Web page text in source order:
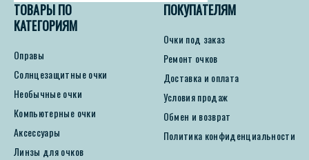
ТОВАРЫ ПО
КАТЕГОРИЯМ
Оправы
Солнцезащитные очки
Необычные очки
Компьютерные очки
Аксессуары
Линзы для очков
ПОКУПАТЕЛЯМ
Очки под заказ
Ремонт очков
Доставка и оплата
Условия продаж
Обмен и возврат
Политика конфиденциальности